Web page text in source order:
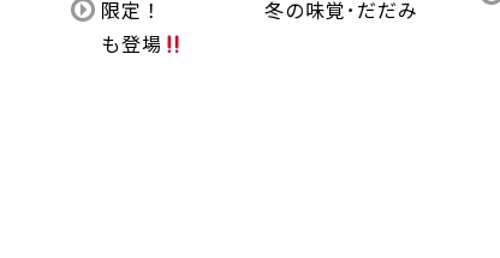
限定！ 冬の味覚･だだみ
も登場